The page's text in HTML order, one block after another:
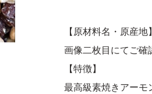
【原材料名・原産地】
画像二枚目にてご確
【特徴】
最高級素焼きアーモ